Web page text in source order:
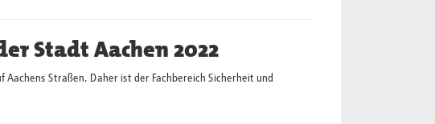
Stadt Aachen 2022
Straßen. Daher ist der Fachbereich Sicherheit und